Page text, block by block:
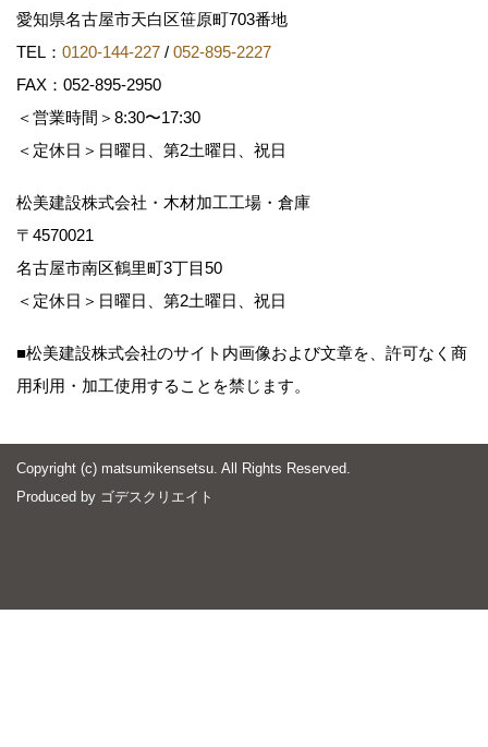
愛知県名古屋市天白区笹原町703番地
TEL： 0120-144-227 / 052-895-2227
FAX：052-895-2950
＜営業時間＞8:30〜17:30
＜定休日＞日曜日、第2土曜日、祝日
松美建設株式会社・木材加工工場・倉庫
〒4570021
名古屋市南区鶴里町3丁目50
＜定休日＞日曜日、第2土曜日、祝日
■松美建設株式会社のサイト内画像および文章を、許可なく商
用利用・加工使用することを禁じます。
Copyright (c) matsumikensetsu. All Rights Reserved.
Produced by ゴデスクリエイト